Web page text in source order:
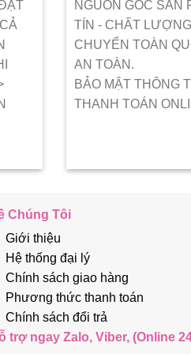
NGUỒN GỐC SẢN
TÍN - CHẤT
CHUYỂN TOÀN
AN TOÀN.
BẢO MẬT THÔNG
THANH TOÁN
Chúng Tôi
Giới thiệu
Hệ thống đại lý
Chính sách giao hàng
Phương thức thanh toán
Chính sách đổi trả
trợ ngay Zalo, Viber, (Online